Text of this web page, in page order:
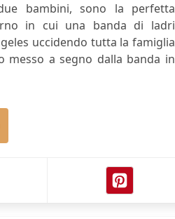
bambini, sono la perfetta
in cui una banda di ladri
uccidendo tutta la famiglia
messo a segno dalla banda in